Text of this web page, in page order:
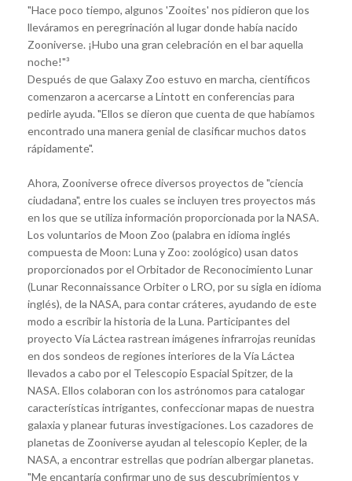
"Hace poco tiempo, algunos 'Zooites' nos pidieron que los
lleváramos en peregrinación al lugar donde había nacido
Zooniverse. ¡Hubo una gran celebración en el bar aquella
noche!"³
Después de que Galaxy Zoo estuvo en marcha, científicos
comenzaron a acercarse a Lintott en conferencias para
pedirle ayuda. "Ellos se dieron que cuenta de que habíamos
encontrado una manera genial de clasificar muchos datos
rápidamente".
Ahora, Zooniverse ofrece diversos proyectos de "ciencia
ciudadana", entre los cuales se incluyen tres proyectos más
en los que se utiliza información proporcionada por la NASA.
Los voluntarios de Moon Zoo (palabra en idioma inglés
compuesta de Moon: Luna y Zoo: zoológico) usan datos
proporcionados por el Orbitador de Reconocimiento Lunar
(Lunar Reconnaissance Orbiter o LRO, por su sigla en idioma
inglés), de la NASA, para contar cráteres, ayudando de este
modo a escribir la historia de la Luna. Participantes del
proyecto Vía Láctea rastrean imágenes infrarrojas reunidas
en dos sondeos de regiones interiores de la Vía Láctea
llevados a cabo por el Telescopio Espacial Spitzer, de la
NASA. Ellos colaboran con los astrónomos para catalogar
características intrigantes, confeccionar mapas de nuestra
galaxia y planear futuras investigaciones. Los cazadores de
planetas de Zooniverse ayudan al telescopio Kepler, de la
NASA, a encontrar estrellas que podrían albergar planetas.
"Me encantaría confirmar uno de sus descubrimientos y